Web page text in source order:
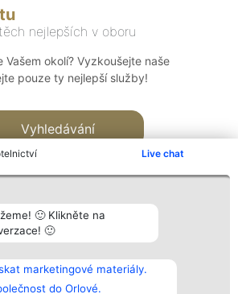
Live chat
🙂 Klikněte na
🙂
marketingové materiály.
do Orlové.
nejlepších v oboru
okolí? Vyzkoušejte naše
pouze ty nejlepší služby!
Vyhledávání
Vítězové
Seznam všech
laureátů
Kontakt